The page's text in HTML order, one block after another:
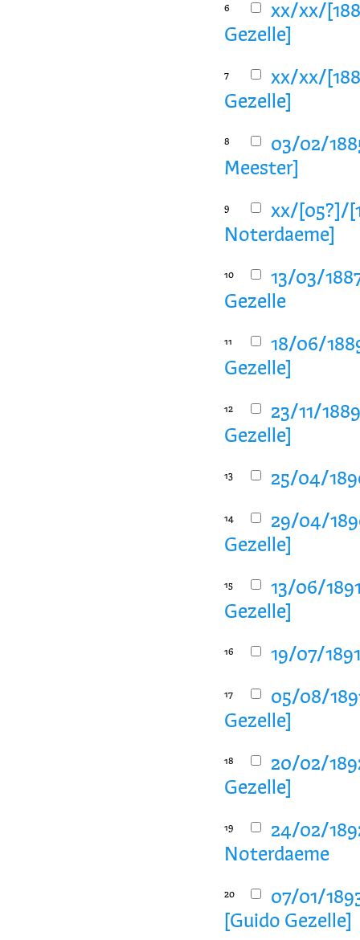
6
xx/xx/
Gezelle]
7
xx/xx/
Gezelle]
8
03/02/
Meester]
9
xx/[05?]/
Noterdaeme]
10
13/03/
Gezelle
11
18/06/
Gezelle]
12
23/11/
Gezelle]
13 25/04/
14
29/04/
Gezelle]
15
13/06/
Gezelle]
16 19/07/
17
05/08/
Gezelle]
18
20/02/
Gezelle]
19
24/02/
Noterdaeme
20
07/01/
[Guido Gezelle]